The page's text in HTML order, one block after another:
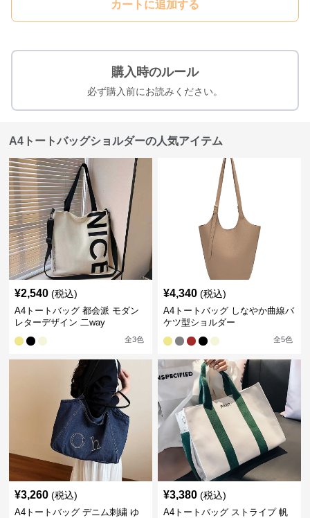
カートに追加する
購入時のルール
必ず購入前にお読みください。
A4トートバッグショルダーの人気アイテム
¥2,540 (税込)
A4トートバッグ 都会派 モダン
レターデザイン 二way
全3色
¥4,340 (税込)
A4トートバッグ しなやか曲線バ
ケツ型ショルダー
全5色
¥3,260 (税込)
A4トートバッグ デニム刺繍 ゆ
¥3,380 (税込)
A4トートバッグ ストライプ 帆